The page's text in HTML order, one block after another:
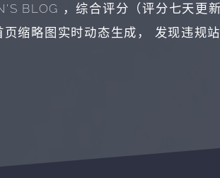
BLOG ，综合评分（评分七天更
缩略图实时动态生成， 发现违规